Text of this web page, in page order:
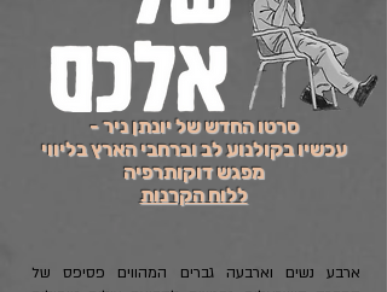
סרטו החדש של יונתן ניר -
עכשיו בקולנוע לב וברחבי הארץ בליווי
מפגש דוקותרפיה
ללוח הקרנות
ארבע נשים וארבעה גברים המהווים פסיפס של